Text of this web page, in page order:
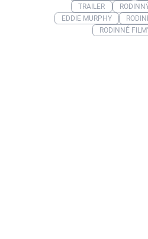
TRAILER
EDDIE MURPHY
RODINNÉ